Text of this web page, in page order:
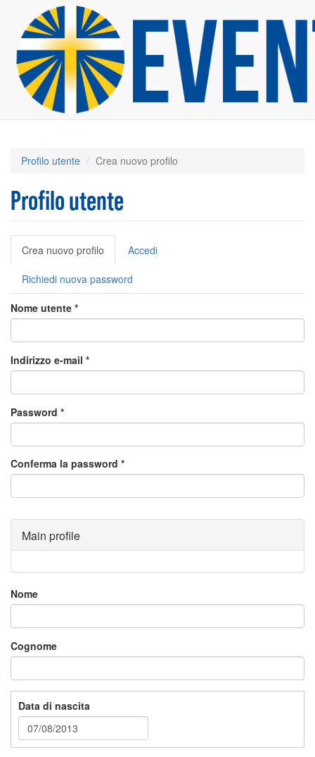
contenuto
principale
Profilo utente Crea nuovo profilo
Profilo utente
Schede
primarie
Crea nuovo profilo (scheda
attiva)
Accedi
Richiedi nuova password
Nome utente *
Indirizzo e-mail *
Password *
Conferma la password *
Main profile
Nome
Cognome
Data di nascita